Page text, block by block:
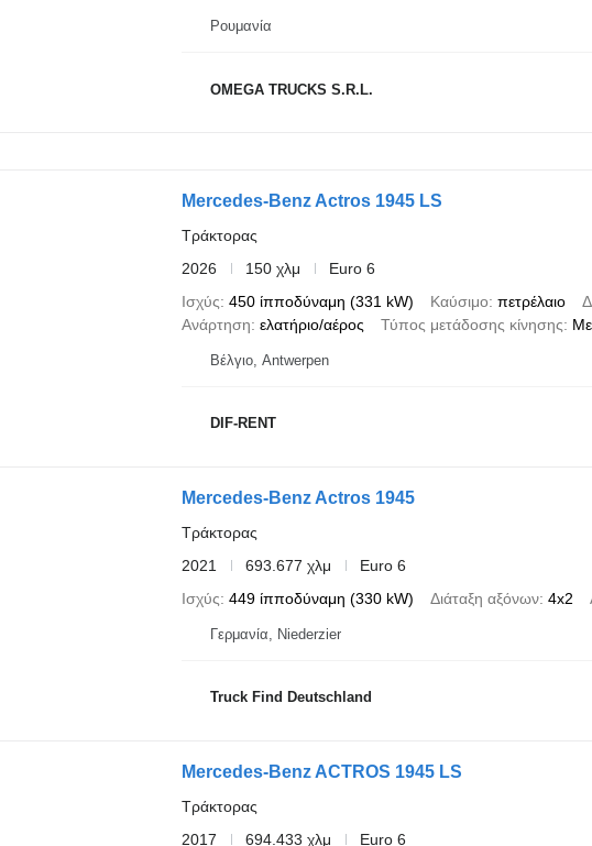
Ρουμανία
OMEGA TRUCKS S.R.L.
Mercedes-Benz Actros 1945 LS
Τράκτορας
2026
150 χλμ
Euro 6
Ισχύς 450 ίπποδύναμη (331 kW) Καύσιμο πετρέλαιο
Ανάρτηση ελατήριο/αέρος Τύπος μετάδοσης κίνησης
Βέλγιο, Antwerpen
DIF-RENT
Mercedes-Benz Actros 1945
Τράκτορας
2021
693.677 χλμ
Euro 6
Ισχύς 449 ίπποδύναμη (330 kW) Διάταξη αξόνων 4x2
Γερμανία, Niederzier
Truck Find Deutschland
Mercedes-Benz ACTROS 1945 LS
Τράκτορας
2017
694.433 χλμ
Euro 6